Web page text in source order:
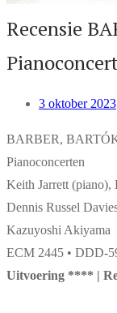
Recensie
3 oktober 2023
BARBER,
Pianoconcerten
Keith Jarrett (piano),
Dennis Russel
Kazuyoshi Akiyama
ECM 2445 • DDD-
Uitvoering **** |